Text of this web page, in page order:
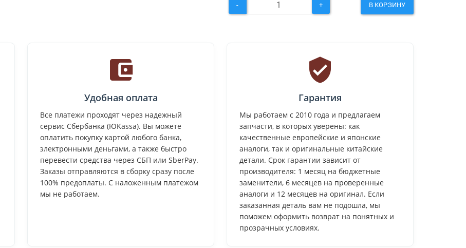
- + В КОРЗИНУ
Удобная оплата
Все платежи проходят через надежный
сервис Сбербанка (ЮKassa). Вы можете
оплатить покупку картой любого банка,
электронными деньгами, а также быстро
перевести средства через СБП или SberPay.
Заказы отправляются в сборку сразу после
100% предоплаты. С наложенным платежом
мы не работаем.
Гарантия
Мы работаем с 2010 года и предлагаем
запчасти, в которых уверены: как
качественные европейские и японские
аналоги, так и оригинальные китайские
детали. Срок гарантии зависит от
производителя: 1 месяц на бюджетные
заменители, 6 месяцев на проверенные
аналоги и 12 месяцев на оригинал. Если
заказанная деталь вам не подошла, мы
поможем оформить возврат на понятных и
прозрачных условиях.